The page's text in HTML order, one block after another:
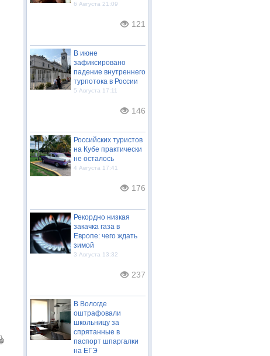
6 Августа 21:09
121
В июне
зафиксировано
падение внутреннего
турпотока в России
5 Августа 17:11
146
Российских туристов
на Кубе практически
не осталось
4 Августа 17:41
176
Рекордно низкая
закачка газа в
Европе: чего ждать
зимой
3 Августа 13:32
237
В Вологде
оштрафовали
школьницу за
спрятанные в
паспорт шпаргалки
на ЕГЭ